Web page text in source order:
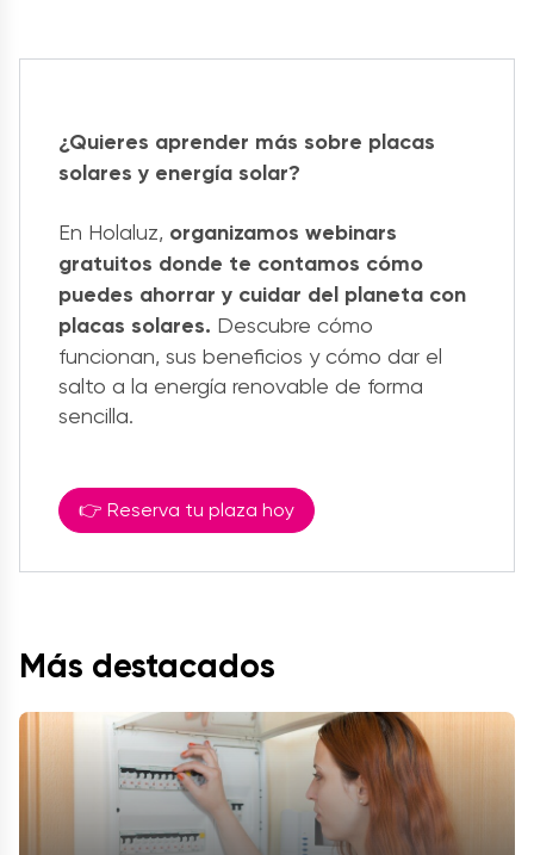
¿Quieres aprender más sobre placas
solares y energía solar?
En Holaluz, organizamos webinars
gratuitos donde te contamos cómo
puedes ahorrar y cuidar del planeta con
placas solares. Descubre cómo
funcionan, sus beneficios y cómo dar el
salto a la energía renovable de forma
sencilla.
👉 Reserva tu plaza hoy
Más destacados